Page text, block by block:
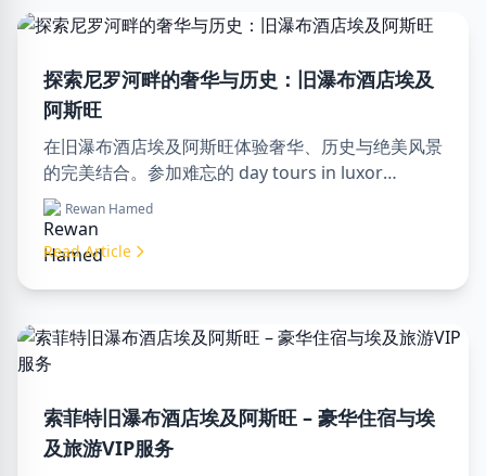
探索尼罗河畔的奢华与历史：旧瀑布酒店埃及
阿斯旺
在旧瀑布酒店埃及阿斯旺体验奢华、历史与绝美风景
的完美结合。参加难忘的 day tours in luxor
egypt，享受一次难忘的 day trip to aswan from
luxor。
Rewan Hamed
Read Article
索菲特旧瀑布酒店埃及阿斯旺 – 豪华住宿与埃
及旅游VIP服务